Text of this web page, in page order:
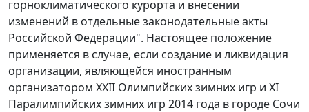
горноклиматического курорта и внесении
изменений в отдельные законодательные акты
Российской Федерации". Настоящее положение
применяется в случае, если создание и ликвидация
организации, являющейся иностранным
организатором XXII Олимпийских зимних игр и XI
Паралимпийских зимних игр 2014 года в городе Сочи